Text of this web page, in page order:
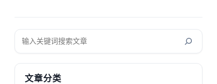
搜
文章分类